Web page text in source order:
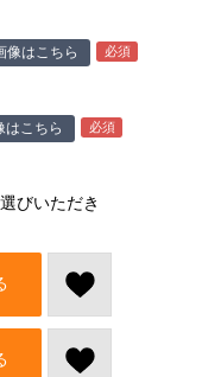
びいただき
像はこちら
はこちら